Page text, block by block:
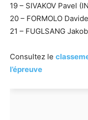
19 – SIVAKOV Pavel
20 – FORMOLO
21 – FUGLSANG
Consultez le
l’épreuve